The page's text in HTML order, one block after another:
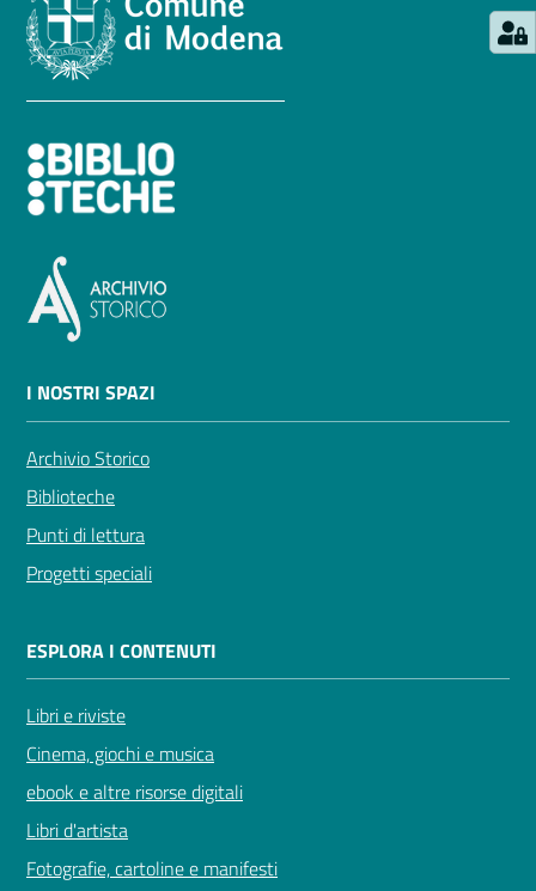
I NOSTRI SPAZI
Archivio Storico
Biblioteche
Punti di lettura
Progetti speciali
ESPLORA I CONTENUTI
Libri e riviste
Cinema, giochi e musica
ebook e altre risorse digitali
Libri d'artista
Fotografie, cartoline e manifesti